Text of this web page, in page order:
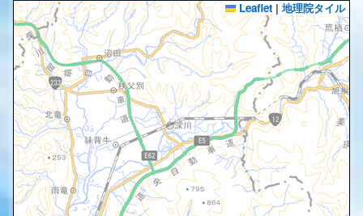
Leaflet | 地理院タイル